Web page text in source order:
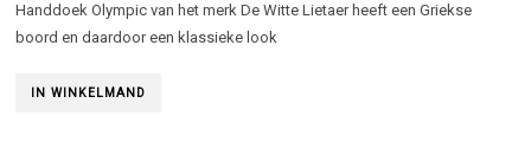
Handdoek Olympic van het merk De Witte Lietaer heeft een Griekse
boord en daardoor een klassieke look
IN WINKELMAND